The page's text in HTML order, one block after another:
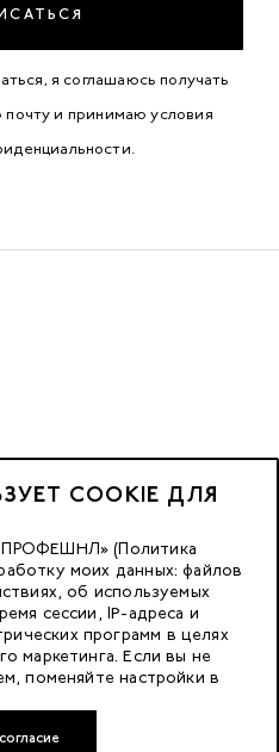
я соглашаюсь получать
и принимаю условия
.
COOKIE ДЛЯ
(Политика
моих данных: файлов
об используемых
сессии, IP-адреса и
программ в целях
маркетинга. Если вы не
поменяйте настройки в